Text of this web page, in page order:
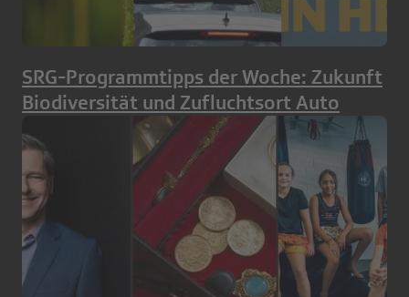
SRG-Programmtipps der Woche: Zukunft
Biodiversität und Zufluchtsort Auto